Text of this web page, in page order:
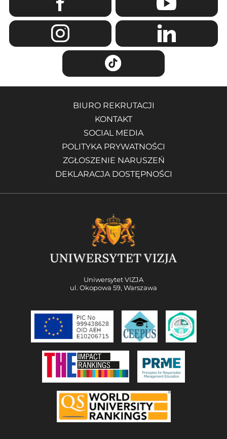
BIURO REKRUTACJI
KONTAKT
SOCIAL MEDIA
POLITYKA PRYWATNOŚCI
ZGŁOSZENIE NARUSZEŃ
DEKLARACJA DOSTĘPNOŚCI
Uniwersytet VIZJA
ul. Okopowa 59, Warszawa